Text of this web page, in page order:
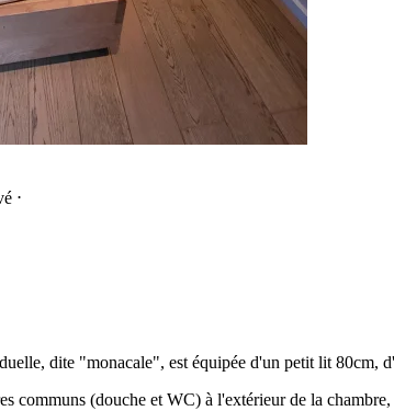
⋅
dite "monacale", est équipée d'un petit lit 80cm,
communs (douche et WC) à l'extérieur de la